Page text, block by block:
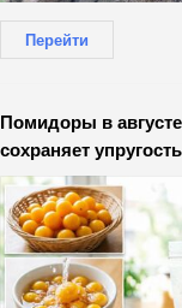
Перейти
Помидоры в
сохраняет